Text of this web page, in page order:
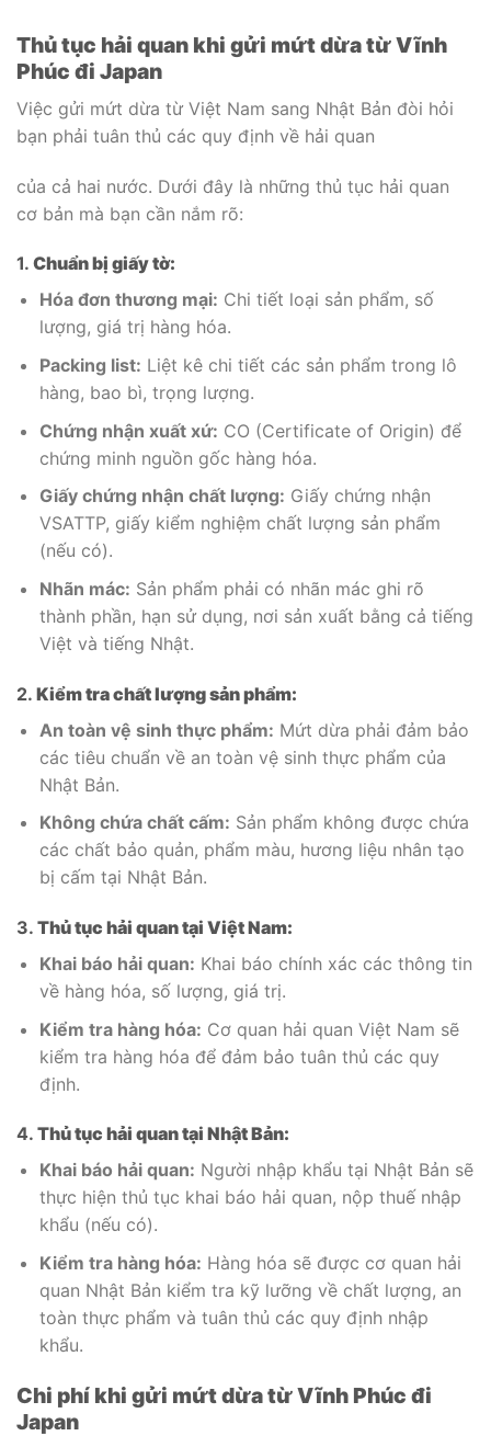
Thủ tục hải quan khi gửi mứt dừa từ Vĩnh
Phúc đi Japan
Việc gửi mứt dừa từ Việt Nam sang Nhật Bản đòi hỏi
bạn phải tuân thủ các quy định về hải quan
của cả hai nước. Dưới đây là những thủ tục hải quan
cơ bản mà bạn cần nắm rõ:
1. Chuẩn bị giấy tờ:
Hóa đơn thương mại: Chi tiết loại sản phẩm, số
lượng, giá trị hàng hóa.
Packing list: Liệt kê chi tiết các sản phẩm trong lô
hàng, bao bì, trọng lượng.
Chứng nhận xuất xứ: CO (Certificate of Origin) để
chứng minh nguồn gốc hàng hóa.
Giấy chứng nhận chất lượng: Giấy chứng nhận
VSATTP, giấy kiểm nghiệm chất lượng sản phẩm
(nếu có).
Nhãn mác: Sản phẩm phải có nhãn mác ghi rõ
thành phần, hạn sử dụng, nơi sản xuất bằng cả tiếng
Việt và tiếng Nhật.
2. Kiểm tra chất lượng sản phẩm:
An toàn vệ sinh thực phẩm: Mứt dừa phải đảm bảo
các tiêu chuẩn về an toàn vệ sinh thực phẩm của
Nhật Bản.
Không chứa chất cấm: Sản phẩm không được chứa
các chất bảo quản, phẩm màu, hương liệu nhân tạo
bị cấm tại Nhật Bản.
3. Thủ tục hải quan tại Việt Nam:
Khai báo hải quan: Khai báo chính xác các thông tin
về hàng hóa, số lượng, giá trị.
Kiểm tra hàng hóa: Cơ quan hải quan Việt Nam sẽ
kiểm tra hàng hóa để đảm bảo tuân thủ các quy
định.
4. Thủ tục hải quan tại Nhật Bản:
Khai báo hải quan: Người nhập khẩu tại Nhật Bản sẽ
thực hiện thủ tục khai báo hải quan, nộp thuế nhập
khẩu (nếu có).
Kiểm tra hàng hóa: Hàng hóa sẽ được cơ quan hải
quan Nhật Bản kiểm tra kỹ lưỡng về chất lượng, an
toàn thực phẩm và tuân thủ các quy định nhập
khẩu.
Chi phí khi gửi mứt dừa từ Vĩnh Phúc đi
Japan